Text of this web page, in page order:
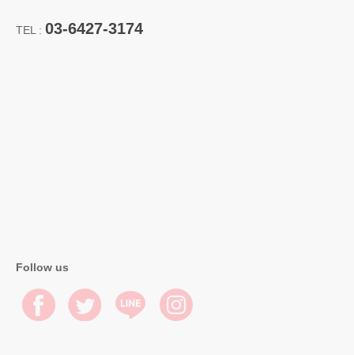
TEL : 03-6427-3174
Follow us